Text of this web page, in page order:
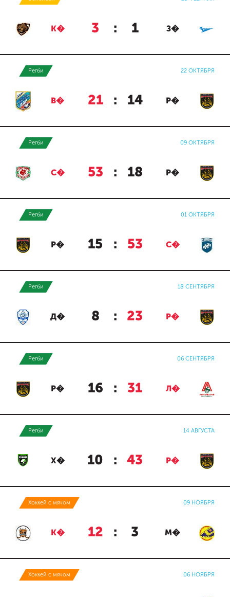
К� 3 : 1 З�
Регби 22 ОКТЯБРЯ
В� 21 : 14 Р�
Регби 09 ОКТЯБРЯ
С� 53 : 18 Р�
Регби 01 ОКТЯБРЯ
Р� 15 : 53 С�
Регби 18 СЕНТЯБРЯ
Д� 8 : 23 Р�
Регби 06 СЕНТЯБРЯ
Р� 16 : 31 Л�
Регби 14 АВГУСТА
Х� 10 : 43 Р�
Хоккей с мячом 09 НОЯБРЯ
К� 12 : 3 М�
Хоккей с мячом 06 НОЯБРЯ